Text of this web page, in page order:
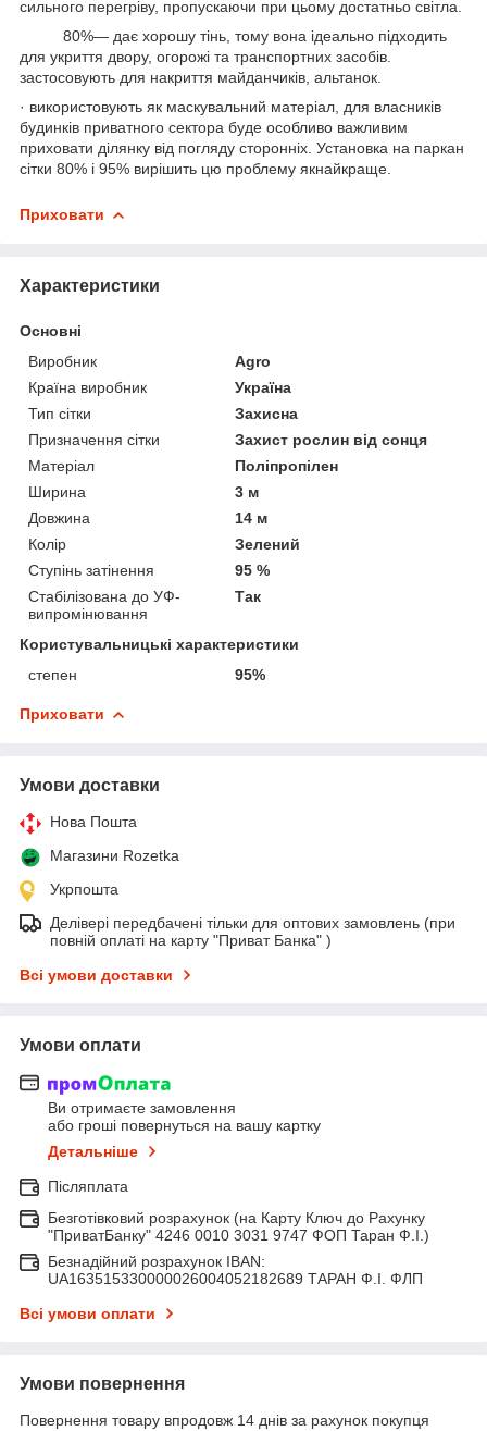
сильного перегріву, пропускаючи при цьому достатньо світла.
80%— дає хорошу тінь, тому вона ідеально підходить
для укриття двору, огорожі та транспортних засобів.
застосовують для накриття майданчиків, альтанок.
· використовують як маскувальний матеріал, для власників
будинків приватного сектора буде особливо важливим
приховати ділянку від погляду сторонніх. Установка на паркан
сітки 80% і 95% вирішить цю проблему якнайкраще.
Приховати
Характеристики
Основні
Виробник
Agro
Країна виробник
Україна
Тип сітки
Захисна
Призначення сітки
Захист рослин від сонця
Матеріал
Поліпропілен
Ширина
3 м
Довжина
14 м
Колір
Зелений
Ступінь затінення
95 %
Стабілізована до УФ-
випромінювання
Так
Користувальницькі характеристики
степен
95%
Приховати
Умови доставки
Нова Пошта
Магазини Rozetka
Укрпошта
Делівері передбачені тільки для оптових замовлень (при
повній оплаті на карту "Приват Банка" )
Всі умови доставки
Умови оплати
Ви отримаєте замовлення
або гроші повернуться на вашу картку
Детальніше
Післяплата
Безготівковий розрахунок (на Карту Ключ до Рахунку
"ПриватБанку" 4246 0010 3031 9747 ФОП Таран Ф.І.)
Безнадійний розрахунок IBAN:
UA163515330000026004052182689 ТАРАН Ф.І. ФЛП
Всі умови оплати
Умови повернення
Повернення товару впродовж 14 днів за рахунок покупця